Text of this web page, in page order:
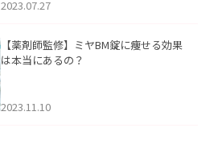
2023.07.27
【薬剤師監修】ミヤBM錠に痩せる効果
は本当にあるの？
2023.11.10